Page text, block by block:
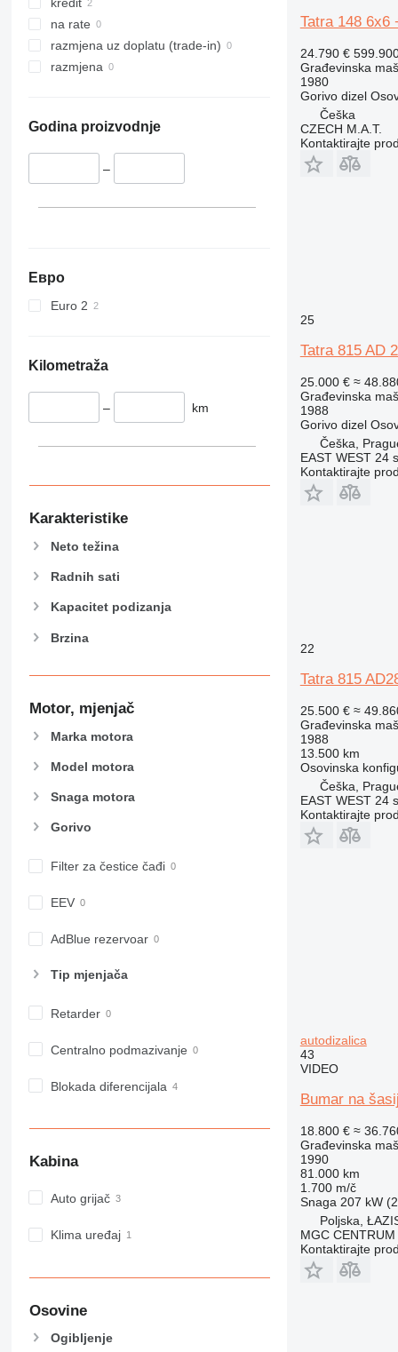
326
329
330
345
349
420
428
434
444
906
908
910
920
928
938
955
963
966
973
982
992
C-series
CS
F-series
IT
MH
RM
NXT
S-Series
TM
kredit
na rate
razmjena uz doplatu (trade-in)
razmjena
Godina proizvodnje
–
Евро
Euro 2
Kilometraža
– km
Karakteristike
Neto težina
Radnih sati
Kapacitet podizanja
Brzina
Motor, mjenjač
Marka motora
Model motora
Snaga motora
Gorivo
Filter za čestice čađi
EEV
AdBlue rezervoar
Tip mјenjača
Retarder
Centralno podmazivanje
Blokada diferencijala
Kabina
Auto grijač
Klima uređaj
Osovine
Ogibljenje
Tatra 148 6x6
24.790 €
Građevinska
1980
Gorivo dizel
Češka
CZECH M.A.T.
Kontaktirajte
25
Tatra 815 AD
25.000 € ≈
Građevinska
1988
Gorivo dizel
Češka,
EAST WEST 24
Kontaktirajte
22
Tatra 815
25.500 € ≈
Građevinska
1988
13.500 km
Osovinska
Češka,
EAST WEST 24
Kontaktirajte
autodizalica
43
VIDEO
Bumar na
18.800 € ≈
Građevinska
1990
81.000 km
1.700 m/č
Snaga 207 kW
Poljska,
MGC
Kontaktirajte